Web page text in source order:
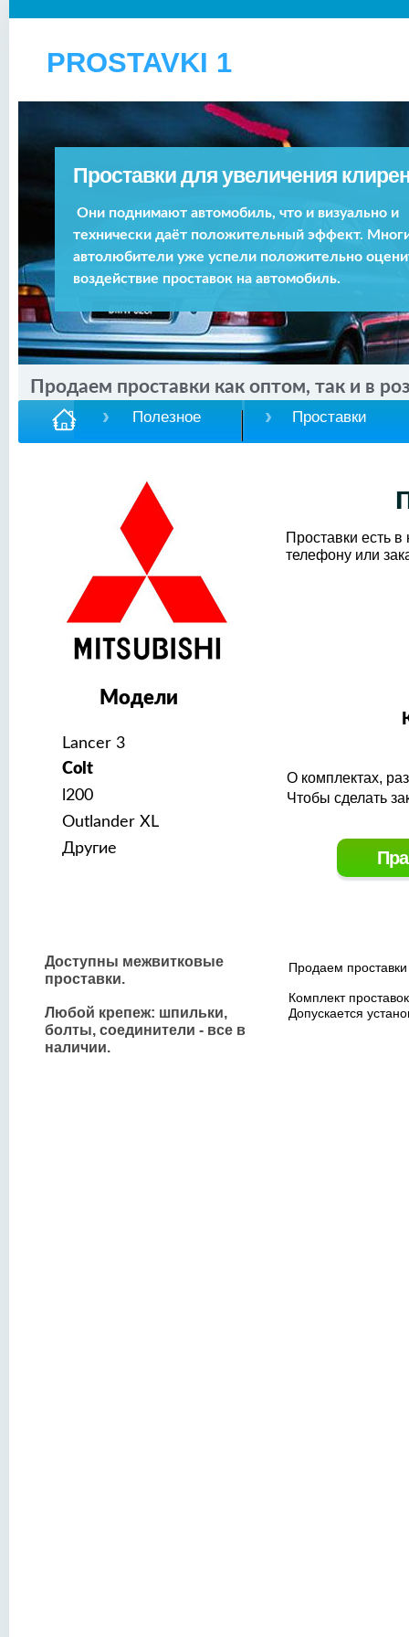
PROSTAVKI 1
Проставки для увеличения
Они поднимают автомобиль, что и визуально и
технически даёт положительный эффект.
автолюбители уже успели положительно
воздействие проставок на автомобиль.
Продаем проставки как оптом, так и в
Полезное Проставки
Проставки есть
телефону или
Модели
Lancer 3
Colt
О комплектах,
l200 Чтобы сделать
Outlander XL
Другие
Доступны межвитковые
проставки.
Любой крепеж: шпильки,
болты, соединители - все в
наличии.
Продаем проставки
Комплект
Допускается